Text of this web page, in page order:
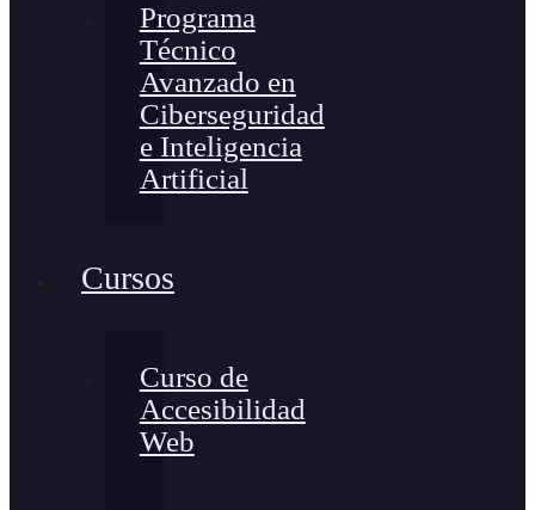
Programa
Técnico
Avanzado en
Ciberseguridad
e Inteligencia
Artificial
Cursos
Curso de
Accesibilidad
Web